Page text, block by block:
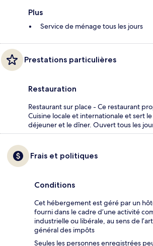
Plus
Service de ménage tous les jours
Prestations particulières
Restauration
Restaurant sur place - Ce restaurant
Cuisine locale et internationale et sert
déjeuner et le dîner. Ouvert tous les
Frais et politiques
Conditions
Cet hébergement est géré par un
fourni dans le cadre d’une activité
industrielle ou libérale, au sens de
général des impôts
Seules les personnes enregistrées